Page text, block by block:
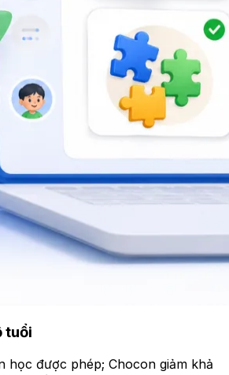
tuổi
học được phép; Chocon giảm khả